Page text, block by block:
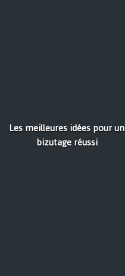
Les meilleures idées pour un
bizutage réussi